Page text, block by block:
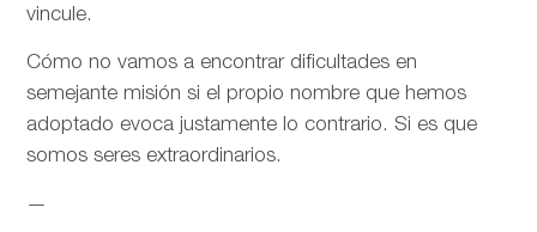
vincule.
Cómo no vamos a encontrar dificultades en
semejante misión si el propio nombre que hemos
adoptado evoca justamente lo contrario. Si es que
somos seres extraordinarios.
—